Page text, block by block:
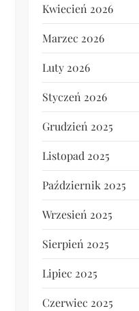
Kwiecień 2026
Marzec 2026
Luty 2026
Styczeń 2026
Grudzień 2025
Listopad 2025
Październik 2025
Wrzesień 2025
Sierpień 2025
Lipiec 2025
Czerwiec 2025